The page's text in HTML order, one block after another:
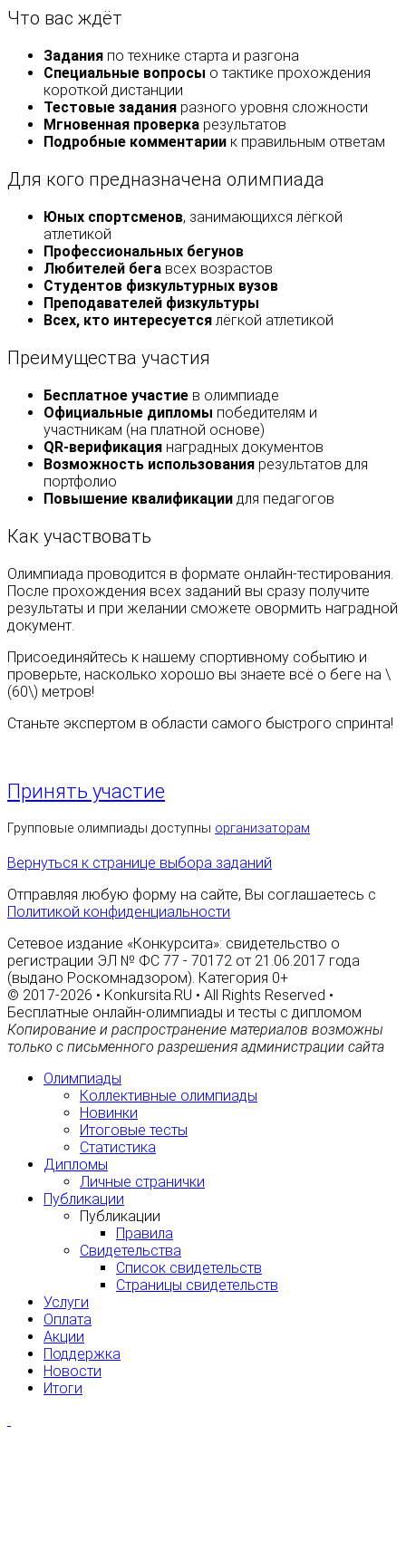
Что вас ждёт
Задания по технике старта и разгона
Специальные вопросы о тактике прохождения
короткой дистанции
Тестовые задания разного уровня сложности
Мгновенная проверка результатов
Подробные комментарии к правильным ответам
Для кого предназначена олимпиада
Юных спортсменов, занимающихся лёгкой
атлетикой
Профессиональных бегунов
Любителей бега всех возрастов
Студентов физкультурных вузов
Преподавателей физкультуры
Всех, кто интересуется лёгкой атлетикой
Преимущества участия
Бесплатное участие в олимпиаде
Официальные дипломы победителям и
участникам (на платной основе)
QR-верификация наградных документов
Возможность использования результатов для
портфолио
Повышение квалификации для педагогов
Как участвовать
Олимпиада проводится в формате онлайн-тестирования.
После прохождения всех заданий вы сразу получите
результаты и при желании сможете овормить наградной
документ.
Присоединяйтесь к нашему спортивному событию и
проверьте, насколько хорошо вы знаете всё о беге на \
(60\) метров!
Станьте экспертом в области самого быстрого спринта!
Принять участие
Групповые олимпиады доступны организаторам
Вернуться к странице выбора заданий
Отправляя любую форму на сайте, Вы соглашаетесь с
Политикой конфиденциальности
Сетевое издание «Конкурсита»: свидетельство о
регистрации ЭЛ № ФС 77 - 70172 от 21.06.2017 года
(выдано Роскомнадзором). Категория 0+
© 2017-2026 • Konkursita.RU • All Rights Reserved •
Бесплатные онлайн-олимпиады и тесты с дипломом
Копирование и распространение материалов возможны
только с письменного разрешения администрации сайта
Олимпиады
Коллективные олимпиады
Новинки
Итоговые тесты
Статистика
Дипломы
Личные странички
Публикации
Публикации
Правила
Свидетельства
Список свидетельств
Страницы свидетельств
Услуги
Оплата
Акции
Поддержка
Новости
Итоги